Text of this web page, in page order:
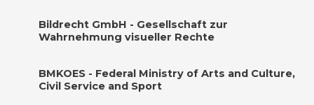
Bildrecht GmbH - Gesellschaft zur
Wahrnehmung visueller Rechte
BMKOES - Federal Ministry of Arts and Culture,
Civil Service and Sport